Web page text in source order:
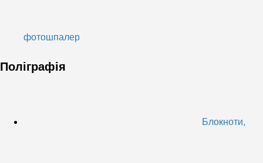
фотошпалер
Поліграфія
Блокноти,